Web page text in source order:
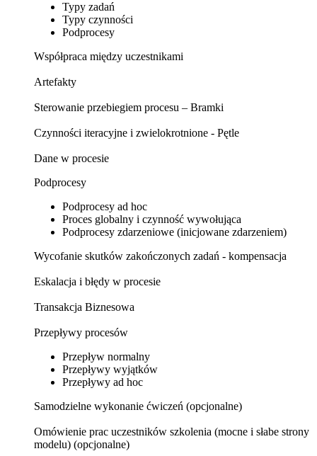
Typy zadań
Typy czynności
Podprocesy
Współpraca między uczestnikami
Artefakty
Sterowanie przebiegiem procesu – Bramki
Czynności iteracyjne i zwielokrotnione - Pętle
Dane w procesie
Podprocesy
Podprocesy ad hoc
Proces globalny i czynność wywołująca
Podprocesy zdarzeniowe (inicjowane zdarzeniem)
Wycofanie skutków zakończonych zadań - kompensacja
Eskalacja i błędy w procesie
Transakcja Biznesowa
Przepływy procesów
Przepływ normalny
Przepływy wyjątków
Przepływy ad hoc
Samodzielne wykonanie ćwiczeń (opcjonalne)
Omówienie prac uczestników szkolenia (mocne i słabe strony
modelu) (opcjonalne)